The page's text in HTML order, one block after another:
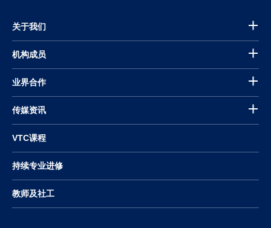
关于我们
机构成员
业界合作
传媒资讯
VTC课程
持续专业进修
教师及社工